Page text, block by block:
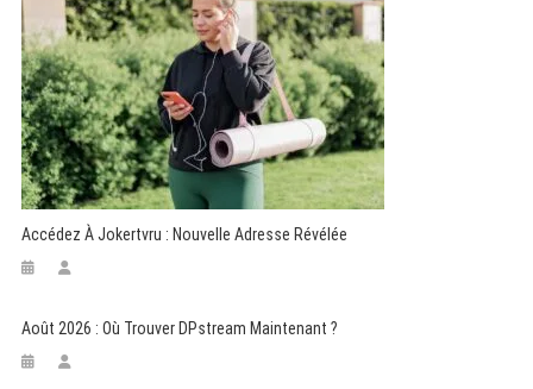
Accédez À Jokertvru : Nouvelle Adresse Révélée
Août 2026 : Où Trouver DPstream Maintenant ?